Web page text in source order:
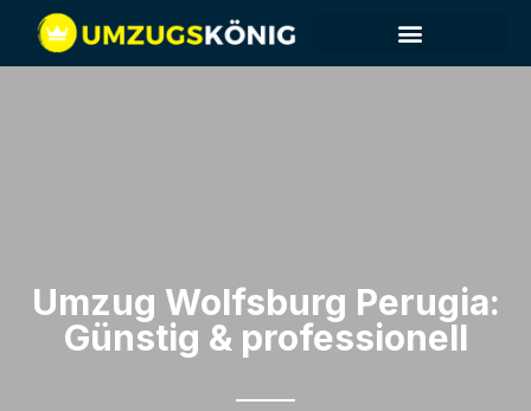
Umzug Wolfsburg​ Perugia:
Günstig & professionell​